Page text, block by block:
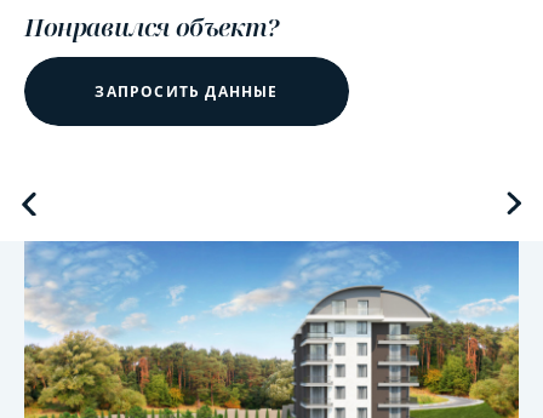
Понравился объект?
ЗАПРОСИТЬ ДАННЫЕ